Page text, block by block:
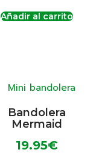
Añadir al carrito
Bandolera
Mermaid
19.95€